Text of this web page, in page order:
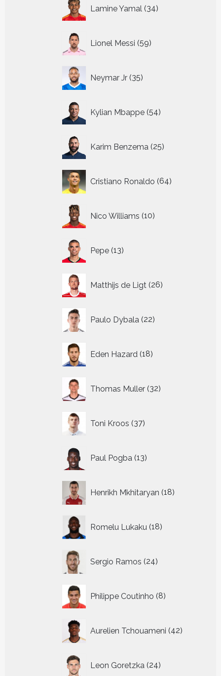
Lamine Yamal 34
producten
Lionel Messi 59
producten
Neymar Jr 35
producten
Kylian Mbappe 54
producten
Karim Benzema 25
producten
Cristiano Ronaldo 64
producten
Nico Williams 10
producten
Pepe 13
producten
Matthijs de Ligt 26
producten
Paulo Dybala 22
producten
Eden Hazard 18
producten
Thomas Muller 32
producten
Toni Kroos 37
producten
Paul Pogba 13
producten
Henrikh Mkhitaryan 18
producten
Romelu Lukaku 18
producten
Sergio Ramos 24
producten
Philippe Coutinho 8
producten
Aurelien Tchouameni 42
producten
Leon Goretzka 24
producten